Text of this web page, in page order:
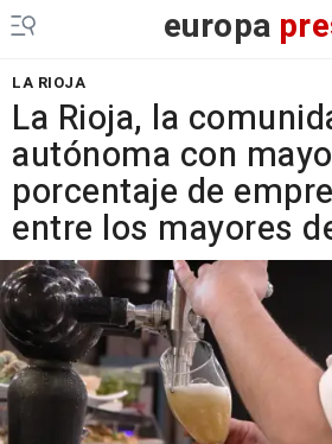
europa
LA RIOJA
La Rioja, la
autónoma con
porcentaje de
entre los mayores